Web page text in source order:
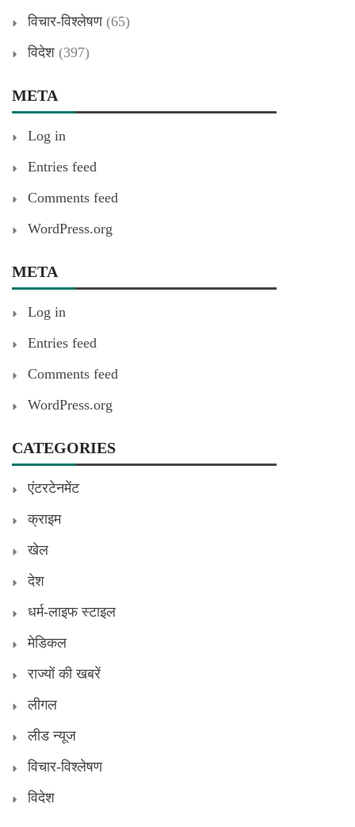
विचार-विश्लेषण(65)
विदेश (397)
META
Log in
Entries feed
Comments feed
WordPress.org
META
Log in
Entries feed
Comments feed
WordPress.org
CATEGORIES
एंटरटेनमेंट
क्राइम
खेल
देश
धर्म-लाइफ स्टाइल
मेडिकल
राज्यों की खबरें
लीगल
लीड न्यूज
विचार-विश्लेषण
विदेश